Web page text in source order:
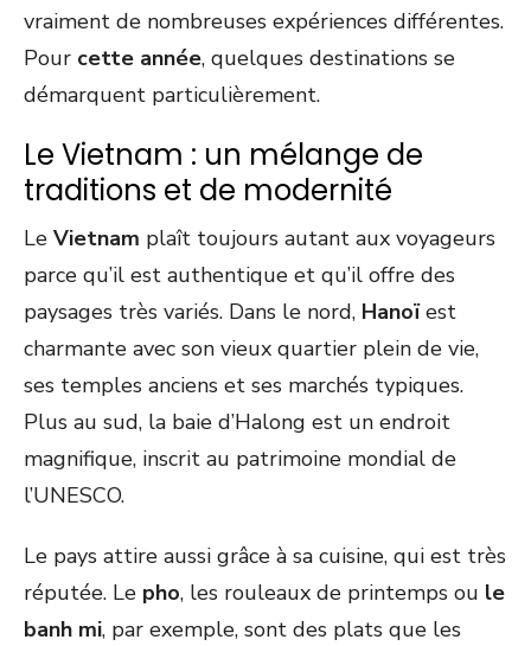
vraiment de nombreuses expériences différentes.
Pour cette année, quelques destinations se
démarquent particulièrement.
Le Vietnam : un mélange de
traditions et de modernité
Le Vietnam plaît toujours autant aux voyageurs
parce qu’il est authentique et qu’il offre des
paysages très variés. Dans le nord, Hanoïest
charmante avec son vieux quartier plein de vie,
ses temples anciens et ses marchés typiques.
Plus au sud, la baie d’Halong est un endroit
magnifique, inscrit au patrimoine mondial de
l’UNESCO.
Le pays attire aussi grâce à sa cuisine, qui est très
réputée. Le pho, les rouleaux de printemps ou le
banh mi, par exemple, sont des plats que les